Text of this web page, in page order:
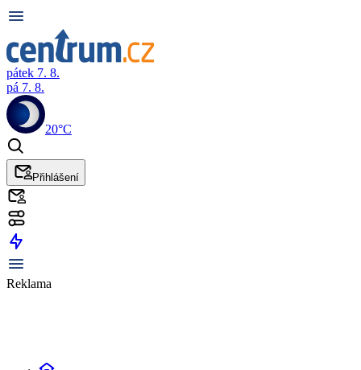
pátek 7. 8.
pá 7. 8.
20°C
Přihlášení
Reklama